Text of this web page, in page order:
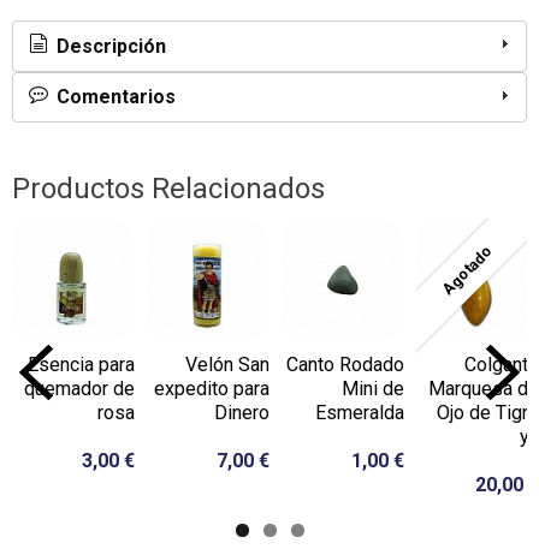
Descripción
Comentarios
Productos Relacionados
Esencia para
quemador de
rosa
3,00 €
Velón San
expedito para
Dinero
7,00 €
Canto Rodado
Mini de
Esmeralda
1,00 €
Agotado
Colgante
Marquesa de
Ojo de Tigre
y...
20,00 €